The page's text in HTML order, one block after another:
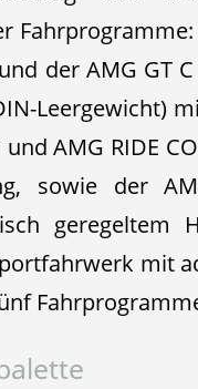
der AMG GT
Leergewicht)
AMG RIDE
sowie der
geregeltem
mit